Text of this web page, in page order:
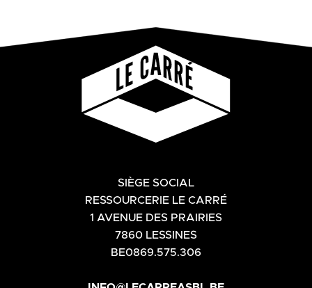
SIÈGE SOCIAL
RESSOURCERIE LE CARRÉ
1 AVENUE DES PRAIRIES
7860 LESSINES
BE0869.575.306